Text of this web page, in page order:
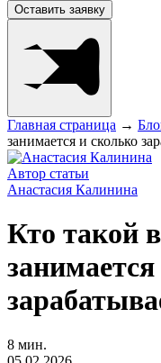
Оставить заявку
Главная страница →
занимается и сколько
Автор статьи
Анастасия Калинина
Кто такой
8 мин.